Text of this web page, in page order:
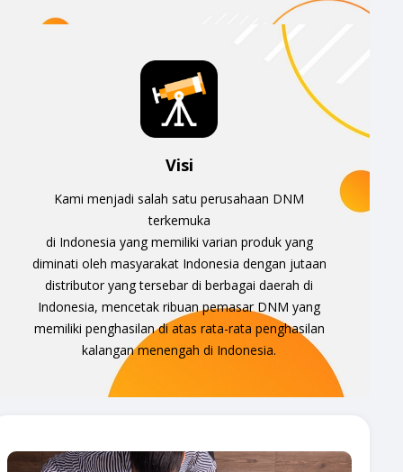
Visi
Kami menjadi salah satu perusahaan DNM
terkemuka
di Indonesia yang memiliki varian produk yang
diminati oleh masyarakat Indonesia dengan jutaan
distributor yang tersebar di berbagai daerah di
Indonesia, mencetak ribuan pemasar DNM yang
memiliki penghasilan di atas rata-rata penghasilan
kalangan menengah di Indonesia.